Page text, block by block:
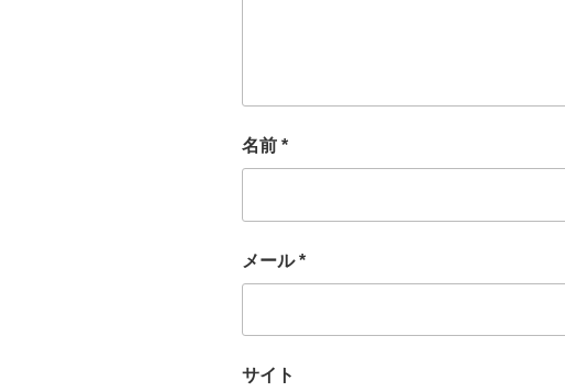
名前 *
メール*
サイト